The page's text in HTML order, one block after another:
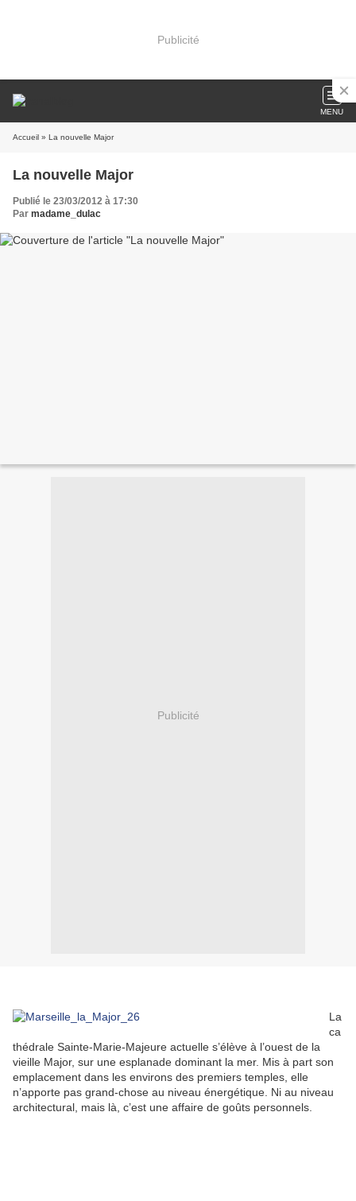
Publicité
MENU
Accueil » La nouvelle Major
La nouvelle Major
Publié le 23/03/2012 à 17:30
Par madame_dulac
Publicité
La
ca
thédrale Sainte-Marie-Majeure actuelle s’élève à l’ouest de la
vieille Major, sur une esplanade dominant la mer. Mis à part son
emplacement dans les environs des premiers temples, elle
n’apporte pas grand-chose au niveau énergétique. Ni au niveau
architectural, mais là, c’est une affaire de goûts personnels.